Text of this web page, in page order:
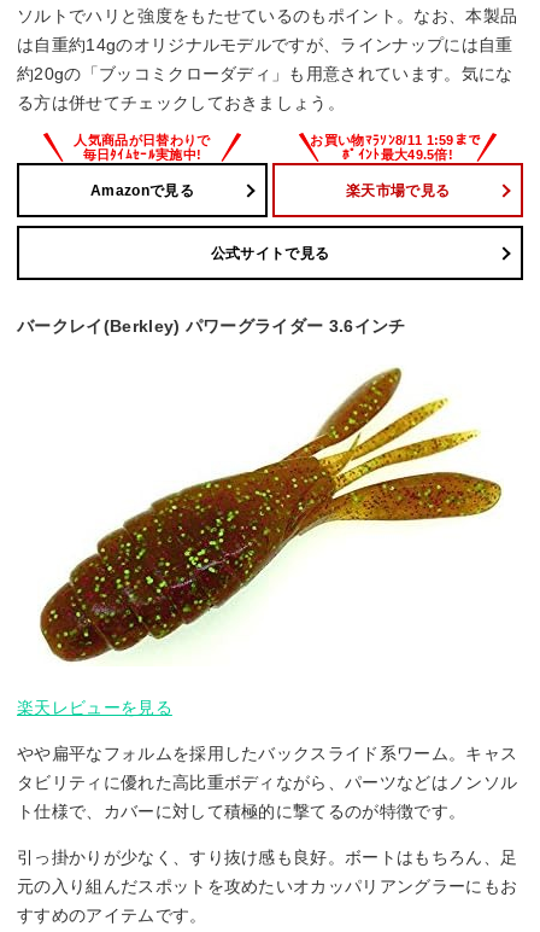
ソルトでハリと強度をもたせているのもポイント。なお、本製品
は自重約14gのオリジナルモデルですが、ラインナップには自重
約20gの「ブッコミクローダディ」も用意されています。気にな
る方は併せてチェックしておきましょう。
Amazonで見る 楽天市場で見る
公式サイトで見る
バークレイ(Berkley) パワーグライダー 3.6インチ
楽天レビューを見る
やや扁平なフォルムを採用したバックスライド系ワーム。キャス
タビリティに優れた高比重ボディながら、パーツなどはノンソル
ト仕様で、カバーに対して積極的に撃てるのが特徴です。
引っ掛かりが少なく、すり抜け感も良好。ボートはもちろん、足
元の入り組んだスポットを攻めたいオカッパリアングラーにもお
すすめのアイテムです。